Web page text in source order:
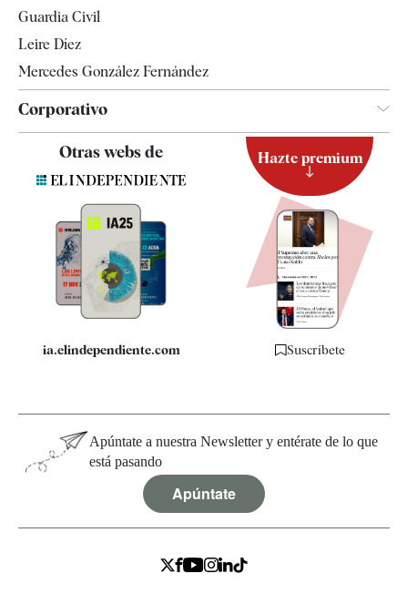
Guardia Civil
Leire Díez
Mercedes González Fernández
Corporativo
Quiénes somos
Especificaciones
Otras webs de
ia.elindependiente.com
Hazte premium
Suscríbete
Apúntate a nuestra Newsletter y entérate de lo que
está pasando
Apúntate